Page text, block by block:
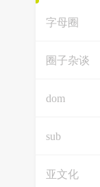
字母圈
圈子杂谈
dom
sub
亚文化